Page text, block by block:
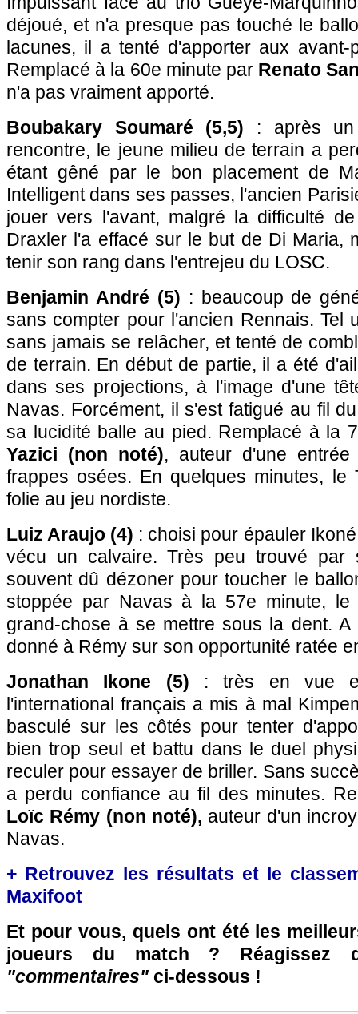
déjoué, et n'a presque pas touché le
lacunes, il a tenté d'apporter aux avant-
Remplacé à la 60e minute par Renato
n'a pas vraiment apporté.
Boubakary Soumaré (5,5) : après un
rencontre, le jeune milieu de terrain a
étant gêné par le bon placement de
Intelligent dans ses passes, l'ancien
jouer vers l'avant, malgré la difficulté
Draxler l'a effacé sur le but de Di Maria,
tenir son rang dans l'entrejeu du LOSC.
Benjamin André (5) : beaucoup de
sans compter pour l'ancien Rennais. Tel
sans jamais se relâcher, et tenté de
de terrain. En début de partie, il a été
dans ses projections, à l'image d'une
Navas. Forcément, il s'est fatigué au fil
sa lucidité balle au pied. Remplacé à la
Yazici (non noté), auteur d'une
frappes osées. En quelques minutes,
folie au jeu nordiste.
Luiz Araujo (4) : choisi pour épauler
vécu un calvaire. Très peu trouvé par
souvent dû dézoner pour toucher le
stoppée par Navas à la 57e minute,
grand-chose à se mettre sous la dent.
donné à Rémy sur son opportunité ratée
Jonathan Ikone (5) : très en vue
l'international français a mis à mal
basculé sur les côtés pour tenter
bien trop seul et battu dans le duel
reculer pour essayer de briller. Sans
a perdu confiance au fil des minutes.
Loïc Rémy (non noté), auteur d'un
Navas.
+ Retrouvez les résultats et le
Maxifoot
Et pour vous, quels ont été les
joueurs du match ? Réagissez
"commentaires" ci-dessous !